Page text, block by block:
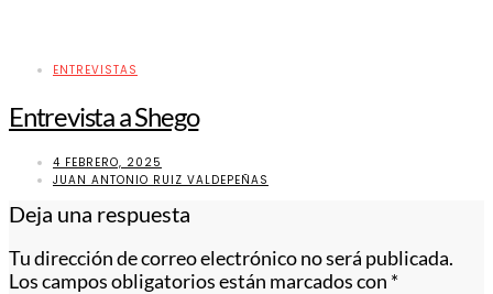
ENTREVISTAS
Entrevista a Shego
4 FEBRERO, 2025
JUAN ANTONIO RUIZ VALDEPEÑAS
Deja una respuesta
Tu dirección de correo electrónico no será publicada.
Los campos obligatorios están marcados con *